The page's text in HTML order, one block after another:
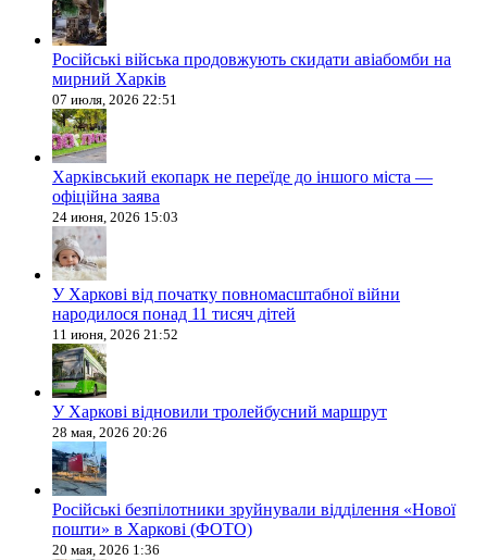
Російські війська продовжують скидати авіабомби на
мирний Харків
07 июля, 2026 22:51
Харківський екопарк не переїде до іншого міста —
офіційна заява
24 июня, 2026 15:03
У Харкові від початку повномасштабної війни
народилося понад 11 тисяч дітей
11 июня, 2026 21:52
У Харкові відновили тролейбусний маршрут
28 мая, 2026 20:26
Російські безпілотники зруйнували відділення «Нової
пошти» в Харкові (ФОТО)
20 мая, 2026 1:36